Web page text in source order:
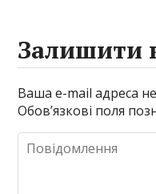
Залишити
Ваша e-mail адреса
Обов’язкові поля